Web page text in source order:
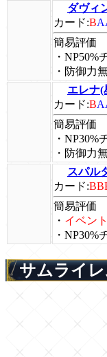
ダヴィ
カード:B
簡易評価
・NP50%
・防御力
エレナ(
カード:B
簡易評価
・NP30%
・防御力
スパル
カード:
簡易評価
・ イベン
・NP30%
サムライ